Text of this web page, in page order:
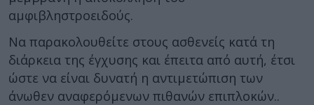
αμφιβληστροειδούς.
Να παρακολουθείτε στους ασθενείς κατά τη
διάρκεια της έγχυσης και έπειτα από αυτή, έτσι
ώστε να είναι δυνατή η αντιμετώπιση των
άνωθεν αναφερόμενων πιθανών επιπλοκών..